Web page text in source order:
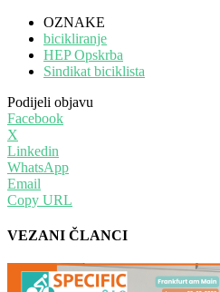
OZNAKE
bicikliranje
HEP Opskrba
Sindikat biciklista
Podijeli objavu
Facebook
X
Linkedin
WhatsApp
Email
Copy URL
VEZANI ČLANCI